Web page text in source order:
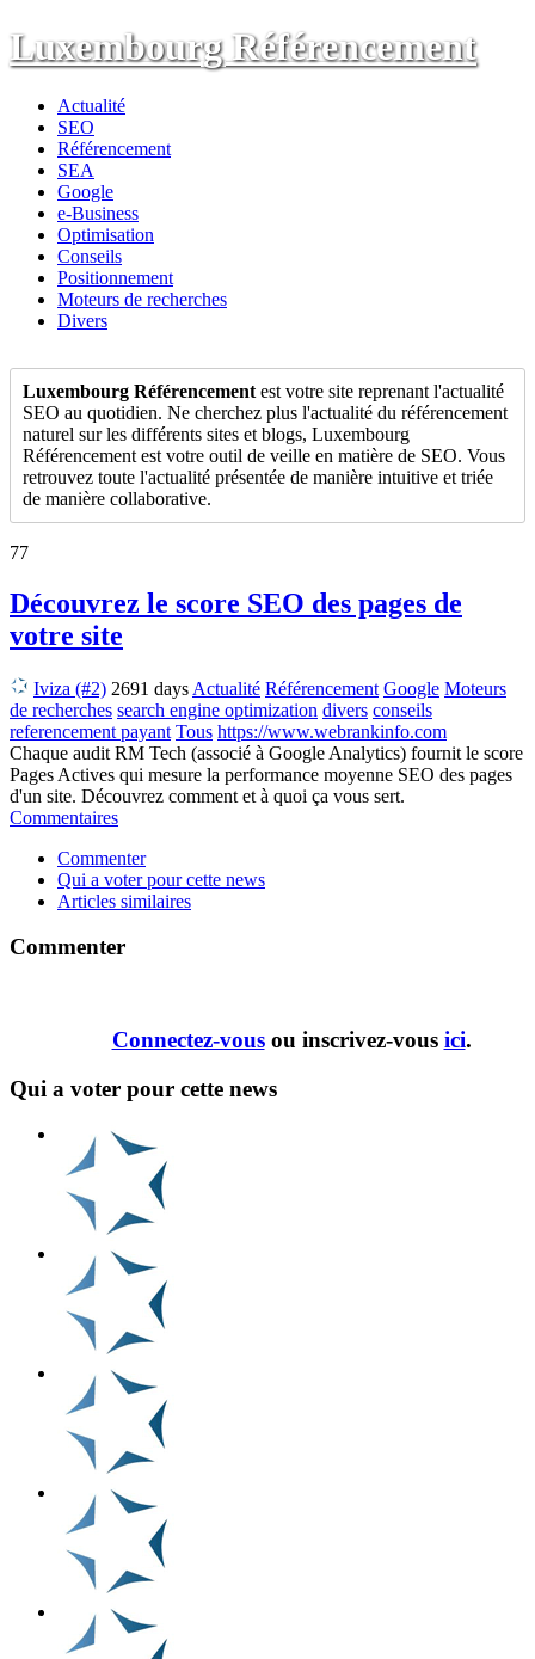
Luxembourg Référencement
Actualité
SEO
Référencement
SEA
Google
e-Business
Optimisation
Conseils
Positionnement
Moteurs de recherches
Divers
Luxembourg Référencement est votre site reprenant l'actualité
SEO au quotidien. Ne cherchez plus l'actualité du référencement
naturel sur les différents sites et blogs, Luxembourg
Référencement est votre outil de veille en matière de SEO. Vous
retrouvez toute l'actualité présentée de manière intuitive et triée
de manière collaborative.
77
Découvrez le score SEO des pages de
votre site
Iviza (#2) 2691 days Actualité Référencement Google Moteurs
de recherches search engine optimization divers conseils
referencement payant Tous https://www.webrankinfo.com
Chaque audit RM Tech (associé à Google Analytics) fournit le score
Pages Actives qui mesure la performance moyenne SEO des pages
d'un site. Découvrez comment et à quoi ça vous sert.
Commentaires
Commenter
Qui a voter pour cette news
Articles similaires
Commenter
Connectez-vousou inscrivez-vous ici.
Qui a voter pour cette news